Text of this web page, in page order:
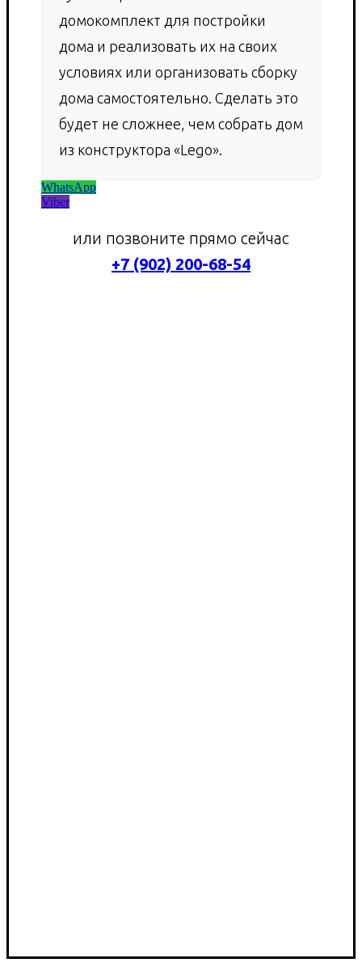
домокомплект для постройки
дома и реализовать их на своих
условиях или организовать сборку
дома самостоятельно. Сделать это
будет не сложнее, чем собрать дом
из конструктора «Lego».
WhatsApp
Viber
или позвоните прямо сейчас
+7 (902) 200-68-54